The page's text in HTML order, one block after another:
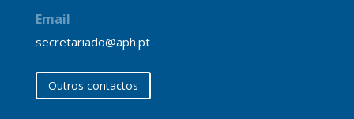
Email
secretariado@aph.pt
Outros contactos